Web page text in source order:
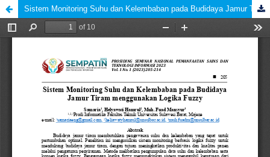
Sistem Monitoring Suhu dan Kelembaban pada Budidaya Jamur Tiram menggunakan Logika Fuzzy